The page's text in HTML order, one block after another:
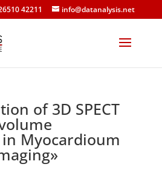
42211 info@datanalysis.net
of 3D SPECT
Myocardioum